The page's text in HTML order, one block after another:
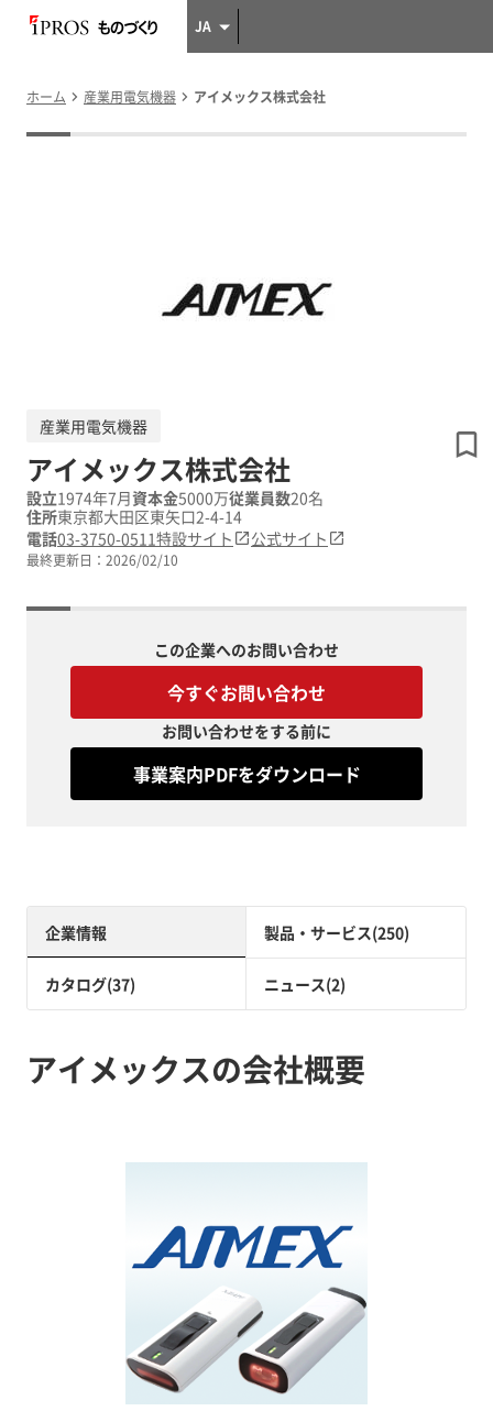
JA
ホーム 産業用電気機器 アイメックス株式会社
産業用電気機器
アイメックス株式会社
設立1974年7月資本金5000万従業員数20名
住所東京都大田区東矢口2-4-14
電話03-3750-0511特設サイト 公式サイト
最終更新日： 2026/02/10
この企業へのお問い合わせ
今すぐお問い合わせ
お問い合わせをする前に
事業案内PDFをダウンロード
企業情報 製品・サービス(250)
カタログ(37) ニュース(2)
アイメックスの会社概要